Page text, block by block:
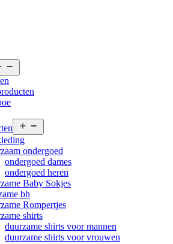
menu
menu
ondergoed
ondergoed dames
ondergoed heren
Baby Sokjes
bh
Rompertjes
shirts
duurzame shirts voor mannen
duurzame shirts voor vrouwen